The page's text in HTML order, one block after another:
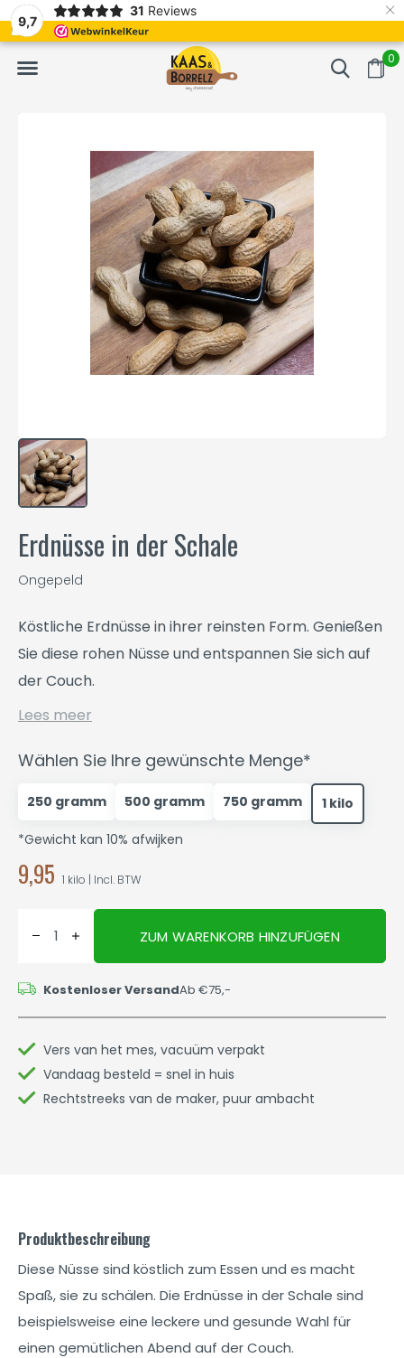
9,7
31 Reviews ×
0
Frisch geschnitten und vakuumverpackt. Meistens Lieferung
Erdnüsse in der Schale
Ongepeld
Köstliche Erdnüsse in ihrer reinsten Form. Genießen
Sie diese rohen Nüsse und entspannen Sie sich auf
der Couch.
Lees meer
Wählen Sie Ihre gewünschte Menge*
250 gramm 500 gramm 750 gramm
1 kilo
*Gewicht kan 10% afwijken
9,95 1 kilo | Incl. BTW
ZUM WARENKORB HINZUFÜGEN
Kostenloser VersandAb €75,-
Vers van het mes, vacuüm verpakt
Vandaag besteld = snel in huis
Rechtstreeks van de maker, puur ambacht
Produktbeschreibung
Diese Nüsse sind köstlich zum Essen und es macht
Spaß, sie zu schälen. Die Erdnüsse in der Schale sind
beispielsweise eine leckere und gesunde Wahl für
einen gemütlichen Abend auf der Couch.